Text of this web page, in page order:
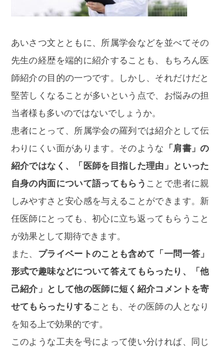
あいさつ文とともに、所属学会などを並べてその
先生の経歴を端的に紹介することも、もちろん医
師紹介の目的の一つです。しかし、それだけだと
堅苦しくなることが多いという点で、お悩みの担
当者様も多いのではないでしょうか。
患者にとって、所属学会の羅列では紹介として伝
わりにくい面があります。そのような
「肩書」の
紹介ではなく、「医師を目指した理由」といった
自身の内面について語ってもらう ことで患者に親
しみやすさと安心感を与えることができます。新
任医師にとっても、初心に立ち返ってもらうこと
が効果として期待できます。
また、 プライベートのことも含めて「一問一答」
形式で趣味などについて答えてもらったり、「他
己紹介」として他の医師に短く紹介コメントを寄
せてもらったりすることも、その医師の人となり
を知る上で効果的です。
このような工夫を号によって使い分ければ、同じ